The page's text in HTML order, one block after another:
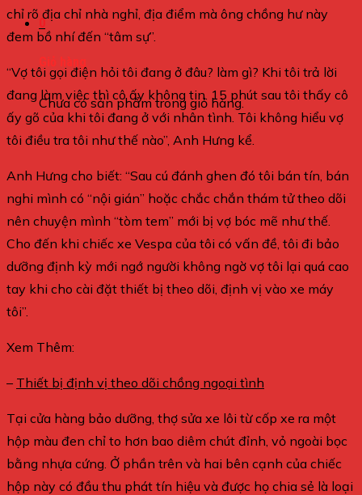
0
Giỏ hàng
Chưa có sản phẩm trong giỏ hàng.
chỉ rõ địa chỉ nhà nghỉ, địa điểm mà ông chồng hư này
đem bồ nhí đến “tâm sự”.
“Vợ tôi gọi điện hỏi tôi đang ở đâu? làm gì? Khi tôi trả lời
đang làm việc thì cô ấy không tin. 15 phút sau tôi thấy cô
ấy gõ của khi tôi đang ở với nhân tình. Tôi không hiểu vợ
tôi điều tra tôi như thế nào”, Anh Hưng kể.
Anh Hưng cho biết: “Sau cú đánh ghen đó tôi bán tín, bán
nghi mình có “nội gián” hoặc chắc chắn thám tử theo dõi
nên chuyện mình “tòm tem” mới bị vợ bóc mẽ như thế.
Cho đến khi chiếc xe Vespa của tôi có vấn đề, tôi đi bảo
dưỡng định kỳ mới ngớ người không ngờ vợ tôi lại quá cao
tay khi cho cài đặt thiết bị theo dõi, định vị vào xe máy
tôi”.
Xem Thêm:
– Thiết bị định vị theo dõi chồng ngoại tình
Tại cửa hàng bảo dưỡng, thợ sửa xe lôi từ cốp xe ra một
hộp màu đen chỉ to hơn bao diêm chút đỉnh, vỏ ngoài bọc
bằng nhựa cứng. Ở phần trên và hai bên cạnh của chiếc
hộp này có đầu thu phát tín hiệu và được họ chia sẻ là loại